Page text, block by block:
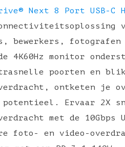
Next 8 Port USB-C
bewerkers, fotografen
4K60Hz monitor
poorten en
ontketen je
potentieel. Ervaar 2X
met de 10Gbps
foto- en video-